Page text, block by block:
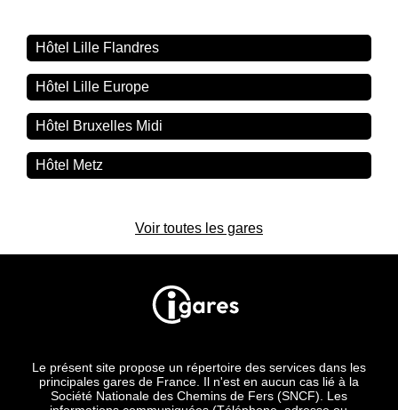
Hôtel Lille Flandres
Hôtel Lille Europe
Hôtel Bruxelles Midi
Hôtel Metz
Voir toutes les gares
Le présent site propose un répertoire des services dans les
principales gares de France. Il n'est en aucun cas lié à la
Société Nationale des Chemins de Fers (SNCF). Les